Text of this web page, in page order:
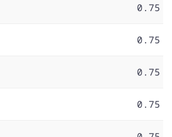
0.75
0.75
0.75
0.75